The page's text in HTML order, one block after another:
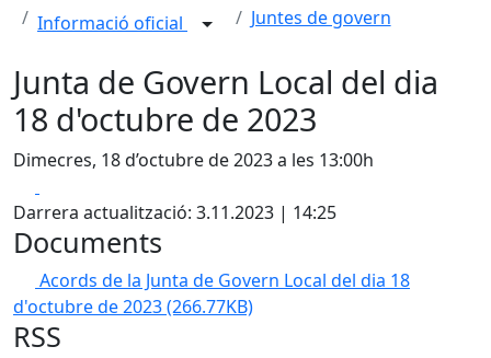
Informació oficial
Juntes de govern
Junta de Govern Local del dia
18 d'octubre de 2023
Dimecres, 18 d’octubre de 2023 a les 13:00h
Darrera actualització: 3.11.2023 | 14:25
Documents
Acords de la Junta de Govern Local del dia 18
d'octubre de 2023(266.77KB)
RSS